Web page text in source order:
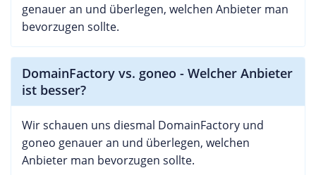
genauer an und überlegen, welchen Anbieter man
bevorzugen sollte.
DomainFactory vs. goneo - Welcher Anbieter
ist besser?
Wir schauen uns diesmal DomainFactory und
goneo genauer an und überlegen, welchen
Anbieter man bevorzugen sollte.